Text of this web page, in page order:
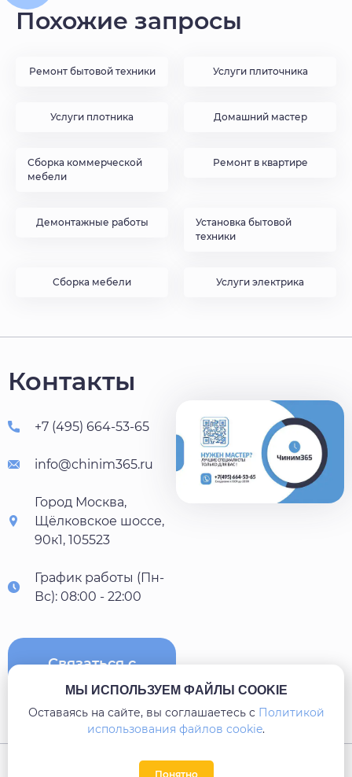
Похожие запросы
Ремонт бытовой техники Услуги плиточника
Услуги плотника Домашний мастер
Сборка коммерческой
мебели
Ремонт в квартире
Демонтажные работы
Установка бытовой
техники
Сборка мебели Услуги электрика
Контакты
+7 (495) 664-53-65
info@chinim365.ru
Город Москва,
Щёлковское шоссе,
90к1, 105523
График работы (Пн-
Вс): 08:00 - 22:00
Связаться с
Карта сайта
МЫ ИСПОЛЬЗУЕМ ФАЙЛЫ COOKIE
Оставаясь на сайте, вы соглашаетесь c Политикой
использования файлов cookie.
Понятно